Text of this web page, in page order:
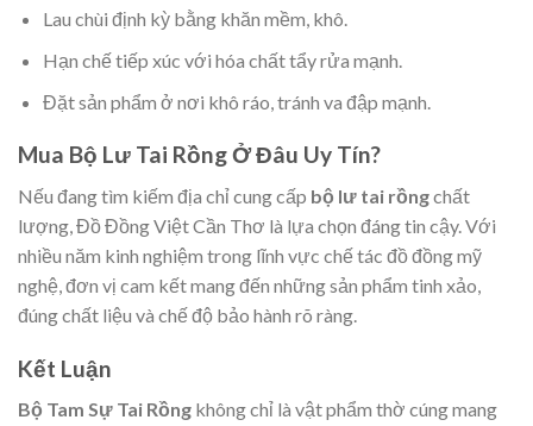
Lau chùi định kỳ bằng khăn mềm, khô.
Hạn chế tiếp xúc với hóa chất tẩy rửa mạnh.
Đặt sản phẩm ở nơi khô ráo, tránh va đập mạnh.
Mua Bộ Lư Tai Rồng Ở Đâu Uy Tín?
Nếu đang tìm kiếm địa chỉ cung cấp bộ lư tai rồngchất
lượng, Đồ Đồng Việt Cần Thơ là lựa chọn đáng tin cậy. Với
nhiều năm kinh nghiệm trong lĩnh vực chế tác đồ đồng mỹ
nghệ, đơn vị cam kết mang đến những sản phẩm tinh xảo,
đúng chất liệu và chế độ bảo hành rõ ràng.
Kết Luận
Bộ Tam Sự Tai Rồng không chỉ là vật phẩm thờ cúng mang